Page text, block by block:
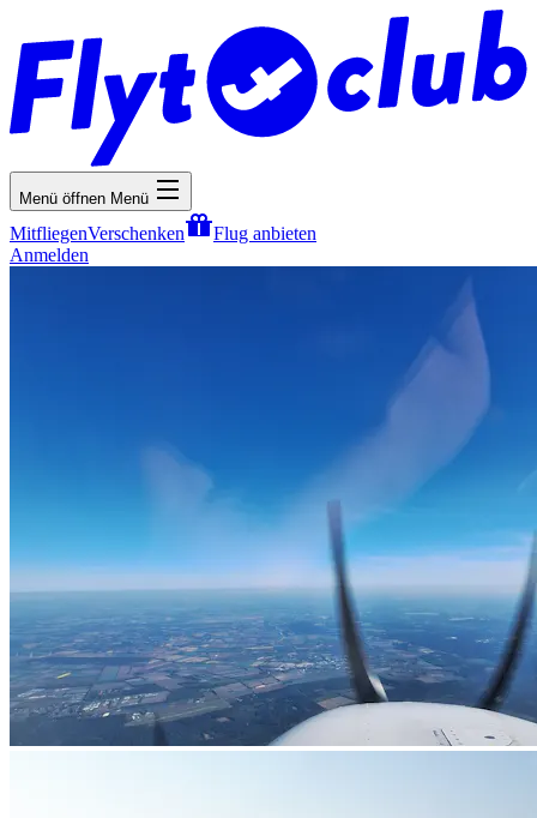
Menü öffnen Menü
MitfliegenVerschenken
Flug anbieten
Anmelden